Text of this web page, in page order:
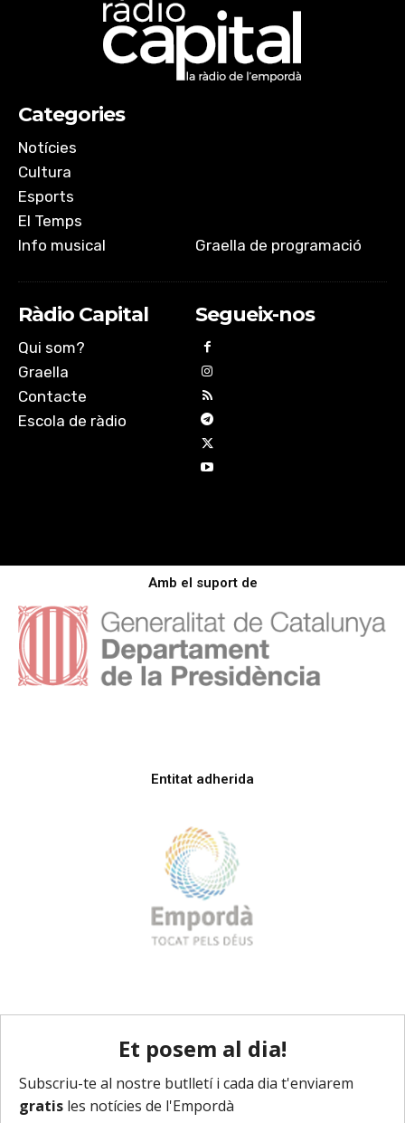
Categories
Notícies
Cultura
Esports
El Temps
Info musical
Graella de programació
Ràdio Capital
Qui som?
Graella
Contacte
Escola de ràdio
Segueix-nos
Amb el suport de
Entitat adherida